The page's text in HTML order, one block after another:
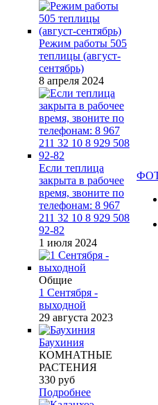
Режим работы 505
теплицы (август-
сентябрь)
8 апреля 2024
Если теплица
закрыта в рабочее
время, звоните по
телефонам: 8 967
211 32 10 8 929 508
92-82
1 июля 2024
Общие
1 Сентября -
выходной
29 августа 2023
Баухиния
КОМНАТНЫЕ
РАСТЕНИЯ
330 руб
Подробнее